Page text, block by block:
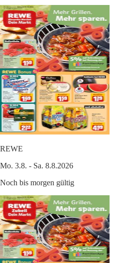
REWE
Mo. 3.8. - Sa. 8.8.2026
Noch bis morgen gültig